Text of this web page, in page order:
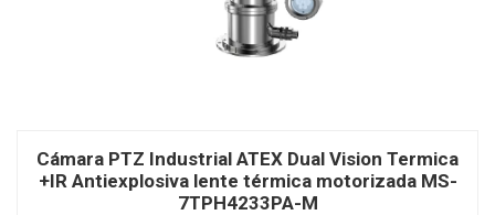
Cámara PTZ Industrial ATEX Dual Vision Termica
+IR Antiexplosiva lente térmica motorizada MS-
7TPH4233PA-M